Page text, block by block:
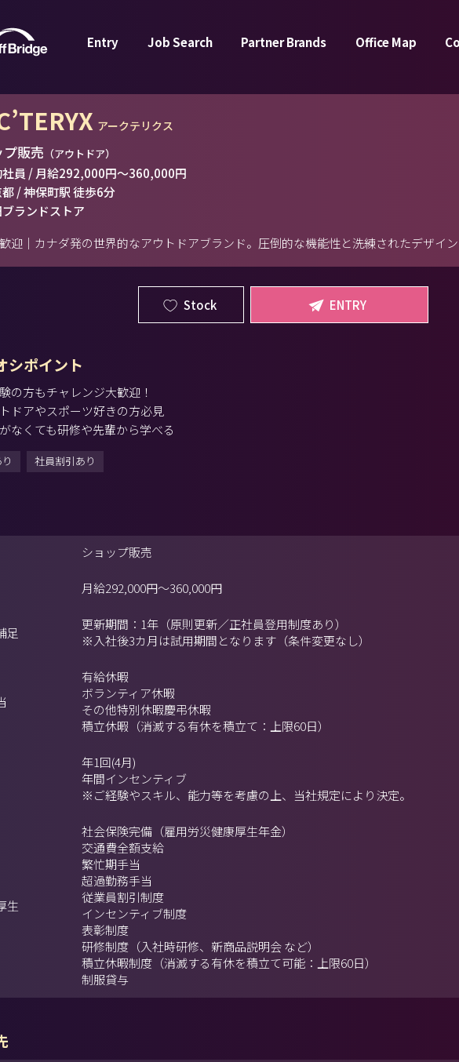
Entry Job Search Partner Brands Office Map
アークテリクス
プ販売 （アウトドア）
員 / 月給292,000円～360,000円
/ 神保町駅 徒歩6分
ランドストア
迎｜カナダ発の世界的なアウトドアブランド。圧倒的な機能性と洗練されたデザイ
Stock ENTRY
シポイント
の方もチャレンジ大歓迎！
ドアやスポーツ好きの方必見
なくても研修や先輩から学べる
社員割引あり
ショップ販売
月給292,000円～360,000円
足
更新期間：1年（原則更新／正社員登用制度あり）
※入社後3カ月は試用期間となります（条件変更なし）
有給休暇
ボランティア休暇
その他特別休暇慶弔休暇
積立休暇（消滅する有休を積立て：上限60日）
年1回(4月)
年間インセンティブ
※ご経験やスキル、能力等を考慮の上、当社規定により決定。
生
社会保険完備（雇用労災健康厚生年金）
交通費全額支給
繁忙期手当
超過勤務手当
従業員割引制度
インセンティブ制度
表彰制度
研修制度（入社時研修、新商品説明会 など）
積立休暇制度（消滅する有休を積立て可能：上限60日）
制服貸与